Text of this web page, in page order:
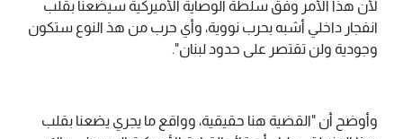
لأنّ هذا الأمر وفق سلطة الوصاية الأميركية سيضعنا بقلب
انفجار داخلي أشبه بحرب نووية، وأي حرب من هذ النوع ستكون
وجودية ولن تقتصر على حدود لبنان".
وأوضح أن "القضية هنا حقيقية، وواقع ما يجري يضعنا بقلب